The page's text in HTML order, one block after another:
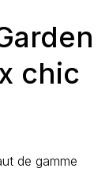
chic
de gamme